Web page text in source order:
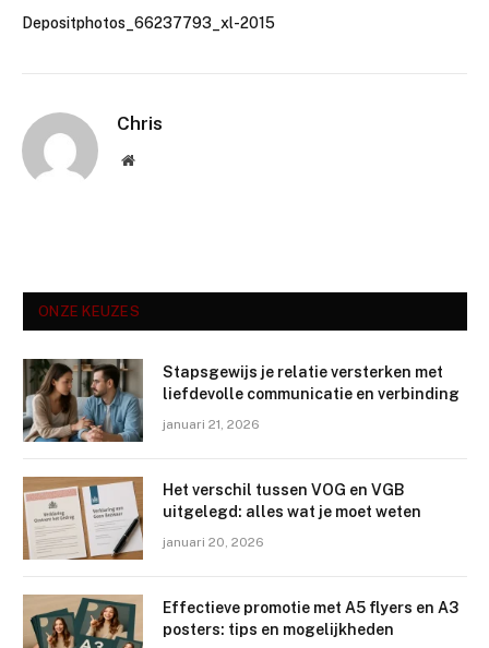
Depositphotos_66237793_xl-2015
Chris
Website
ONZE KEUZES
Stapsgewijs je relatie versterken met
liefdevolle communicatie en verbinding
januari 21, 2026
Het verschil tussen VOG en VGB
uitgelegd: alles wat je moet weten
januari 20, 2026
Effectieve promotie met A5 flyers en A3
posters: tips en mogelijkheden